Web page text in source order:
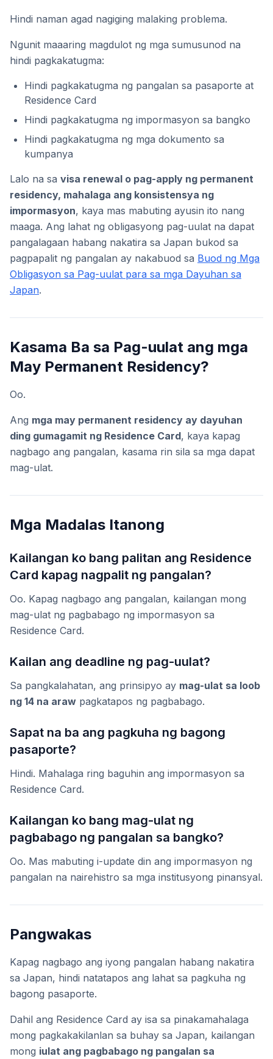
Hindi naman agad nagiging malaking problema.
Ngunit maaaring magdulot ng mga sumusunod na
hindi pagkakatugma:
Hindi pagkakatugma ng pangalan sa pasaporte at
Residence Card
Hindi pagkakatugma ng impormasyon sa bangko
Hindi pagkakatugma ng mga dokumento sa
kumpanya
Lalo na sa visa renewal o pag-apply ng permanent
residency, mahalaga ang konsistensya ng
impormasyon, kaya mas mabuting ayusin ito nang
maaga. Ang lahat ng obligasyong pag-uulat na dapat
pangalagaan habang nakatira sa Japan bukod sa
pagpapalit ng pangalan ay nakabuod sa Buod ng Mga
Obligasyon sa Pag-uulat para sa mga Dayuhan sa
Japan.
Kasama Ba sa Pag-uulat ang mga
May Permanent Residency?
Oo.
Ang mga may permanent residency ay dayuhan
ding gumagamit ng Residence Card, kaya kapag
nagbago ang pangalan, kasama rin sila sa mga dapat
mag-ulat.
Mga Madalas Itanong
Kailangan ko bang palitan ang Residence
Card kapag nagpalit ng pangalan?
Oo. Kapag nagbago ang pangalan, kailangan mong
mag-ulat ng pagbabago ng impormasyon sa
Residence Card.
Kailan ang deadline ng pag-uulat?
Sa pangkalahatan, ang prinsipyo ay mag-ulat sa loob
ng 14 na araw pagkatapos ng pagbabago.
Sapat na ba ang pagkuha ng bagong
pasaporte?
Hindi. Mahalaga ring baguhin ang impormasyon sa
Residence Card.
Kailangan ko bang mag-ulat ng
pagbabago ng pangalan sa bangko?
Oo. Mas mabuting i-update din ang impormasyon ng
pangalan na nairehistro sa mga institusyong pinansyal.
Pangwakas
Kapag nagbago ang iyong pangalan habang nakatira
sa Japan, hindi natatapos ang lahat sa pagkuha ng
bagong pasaporte.
Dahil ang Residence Card ay isa sa pinakamahalaga
mong pagkakakilanlan sa buhay sa Japan, kailangan
mong iulat ang pagbabago ng pangalan sa